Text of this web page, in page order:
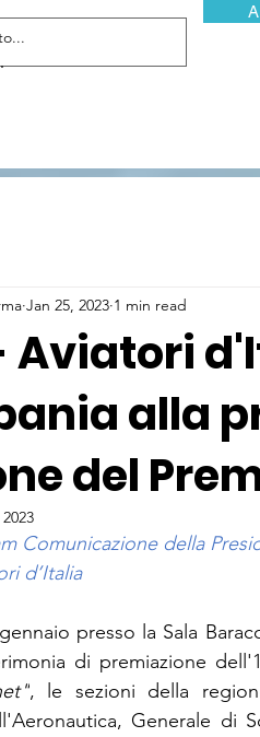
- Aviatori d'Italia ETS
1952
Aviatori
alla
del
Jan 25, 2023 1 min read
Comunicazione della
d’Italia
presso la Sala
, le sezioni della
Generale di